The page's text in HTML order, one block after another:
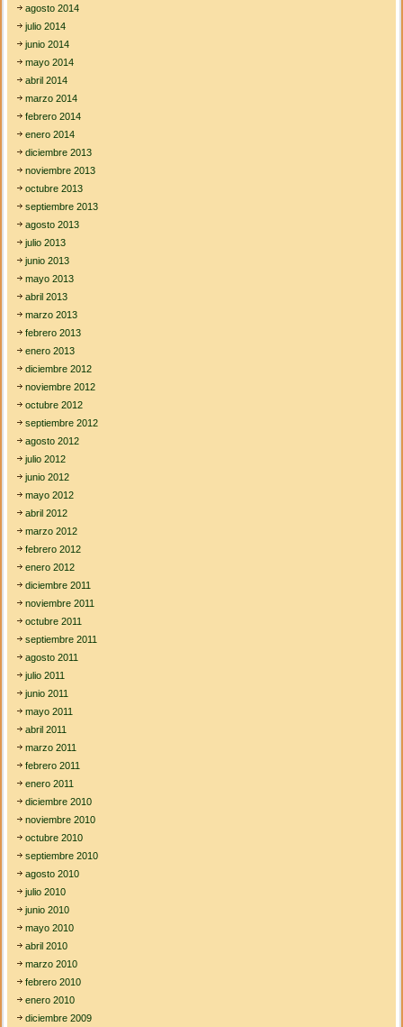
agosto 2014
julio 2014
junio 2014
mayo 2014
abril 2014
marzo 2014
febrero 2014
enero 2014
diciembre 2013
noviembre 2013
octubre 2013
septiembre 2013
agosto 2013
julio 2013
junio 2013
mayo 2013
abril 2013
marzo 2013
febrero 2013
enero 2013
diciembre 2012
noviembre 2012
octubre 2012
septiembre 2012
agosto 2012
julio 2012
junio 2012
mayo 2012
abril 2012
marzo 2012
febrero 2012
enero 2012
diciembre 2011
noviembre 2011
octubre 2011
septiembre 2011
agosto 2011
julio 2011
junio 2011
mayo 2011
abril 2011
marzo 2011
febrero 2011
enero 2011
diciembre 2010
noviembre 2010
octubre 2010
septiembre 2010
agosto 2010
julio 2010
junio 2010
mayo 2010
abril 2010
marzo 2010
febrero 2010
enero 2010
diciembre 2009